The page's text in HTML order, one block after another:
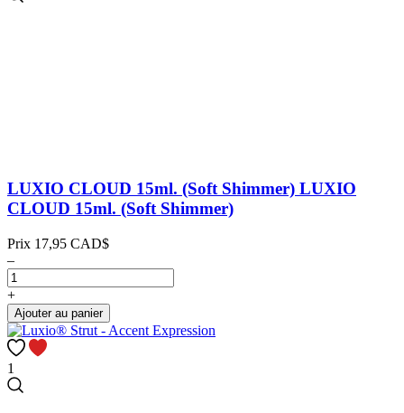
LUXIO CLOUD 15ml. (Soft Shimmer) LUXIO
CLOUD 15ml. (Soft Shimmer)
Prix 17,95 CAD$
–
+
Ajouter au panier
1